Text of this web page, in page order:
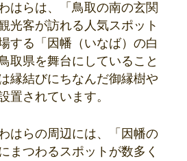
はらは、「鳥取の南の玄関
光客が訪れる人気スポット
する「因幡（いなば）の白
取県を舞台にしていること
縁結びにちなんだ御縁樹や
置されています。
はらの周辺には、「因幡の
まつわるスポットが数多く